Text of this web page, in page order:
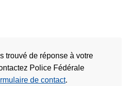
trouvé de réponse à votre
Police Fédérale
de contact.